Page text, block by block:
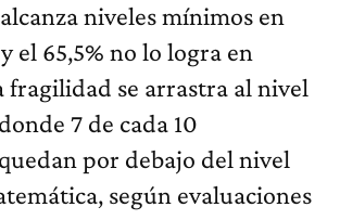
niveles mínimos en
el 65,5% no lo logra en
fragilidad se arrastra al nivel
7 de cada 10
por debajo del nivel
según evaluaciones